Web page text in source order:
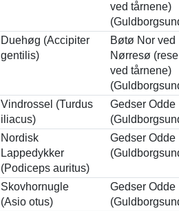
ved tårnene)
Duehøg (Accipiter
gentilis)
Bøtø Nor ved
Nørresø
ved tårnene)
Vindrossel (Turdus
iliacus)
Gedser Odde
Nordisk
Lappedykker
(Podiceps auritus)
Gedser Odde
Skovhornugle
(Asio otus)
Gedser Odde